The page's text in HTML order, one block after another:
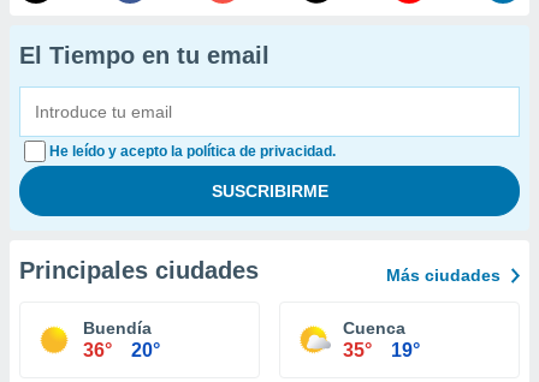
El Tiempo en tu email
He leído y acepto la política de privacidad.
Principales ciudades Más ciudades
Buendía
36° 20°
Cuenca
35° 19°